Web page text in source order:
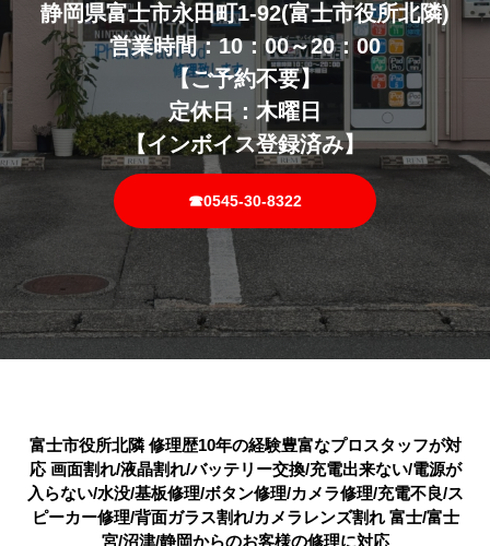
静岡県富士市永田町1-92(富士市役所北隣)
営業時間：10：00～20：00
【ご予約不要】
定休日：木曜日
【インボイス登録済み】
☎0545-30-8322
富士市役所北隣 修理歴10年の経験豊富なプロスタッフが対
応 画面割れ/液晶割れ/バッテリー交換/充電出来ない/電源が
入らない/水没/基板修理/ボタン修理/カメラ修理/充電不良/ス
ピーカー修理/背面ガラス割れ/カメラレンズ割れ 富士/富士
宮/沼津/静岡からのお客様の修理に対応